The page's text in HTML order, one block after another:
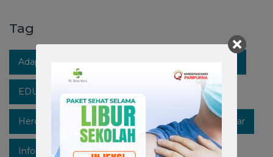
Tag
Adaptasi Kebiasaan Baru
EDUKASIKESEHATAN
Hereforyou Hidupsehat Hospitalinmakassar
Infokesehatan Informasi Instagram